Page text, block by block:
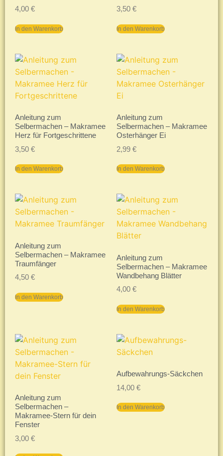
4,00 €
In den Warenkorb
3,50 €
In den Warenkorb
Anleitung zum
Selbermachen – Makramee
Herz für Fortgeschrittene
3,50 €
In den Warenkorb
Anleitung zum
Selbermachen – Makramee
Osterhänger Ei
2,99 €
In den Warenkorb
Anleitung zum
Selbermachen – Makramee
Traumfänger
4,50 €
In den Warenkorb
Anleitung zum
Selbermachen – Makramee
Wandbehang Blätter
4,00 €
In den Warenkorb
Anleitung zum
Selbermachen –
Makramee-Stern für dein
Fenster
3,00 €
Aufbewahrungs-Säckchen
14,00 €
In den Warenkorb